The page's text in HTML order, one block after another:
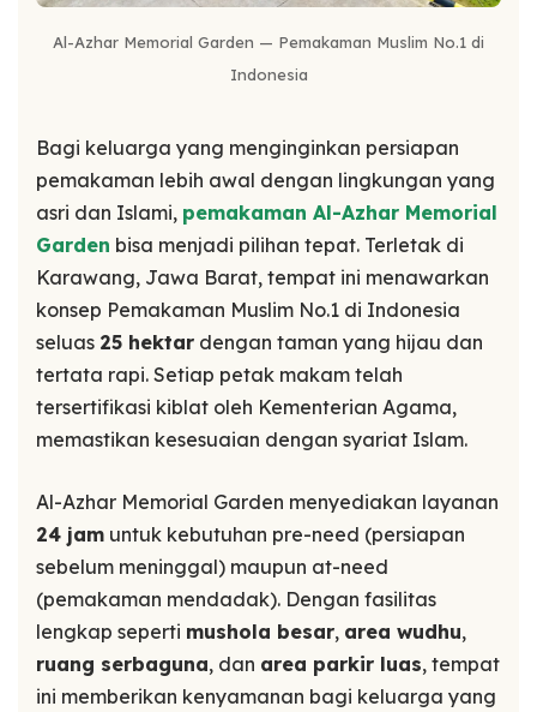
Al-Azhar Memorial Garden — Pemakaman Muslim No.1 di
Indonesia
Bagi keluarga yang menginginkan persiapan
pemakaman lebih awal dengan lingkungan yang
asri dan Islami, pemakaman Al-Azhar Memorial
Garden bisa menjadi pilihan tepat. Terletak di
Karawang, Jawa Barat, tempat ini menawarkan
konsep Pemakaman Muslim No.1 di Indonesia
seluas 25 hektar dengan taman yang hijau dan
tertata rapi. Setiap petak makam telah
tersertifikasi kiblat oleh Kementerian Agama,
memastikan kesesuaian dengan syariat Islam.
Al-Azhar Memorial Garden menyediakan layanan
24 jam untuk kebutuhan pre-need (persiapan
sebelum meninggal) maupun at-need
(pemakaman mendadak). Dengan fasilitas
lengkap seperti mushola besar, area wudhu,
ruang serbaguna, dan area parkir luas, tempat
ini memberikan kenyamanan bagi keluarga yang